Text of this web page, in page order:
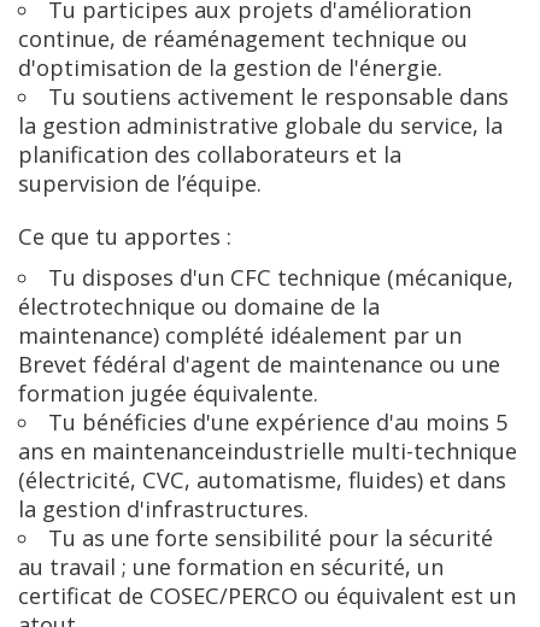
Tu participes aux projets d'amélioration
continue, de réaménagement technique ou
d'optimisation de la gestion de l'énergie.
Tu soutiens activement le responsable dans
la gestion administrative globale du service, la
planification des collaborateurs et la
supervision de l’équipe.
Ce que tu apportes :
Tu disposes d'un CFC technique (mécanique,
électrotechnique ou domaine de la
maintenance) complété idéalement par un
Brevet fédéral d'agent de maintenance ou une
formation jugée équivalente.
Tu bénéficies d'une expérience d'au moins 5
ans en maintenanceindustrielle multi-technique
(électricité, CVC, automatisme, fluides) et dans
la gestion d'infrastructures.
Tu as une forte sensibilité pour la sécurité
au travail ; une formation en sécurité, un
certificat de COSEC/PERCO ou équivalent est un